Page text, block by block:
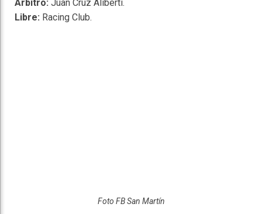
Árbitro: Juan Cruz Aliberti.
Libre: Racing Club.
Foto FB San Martín